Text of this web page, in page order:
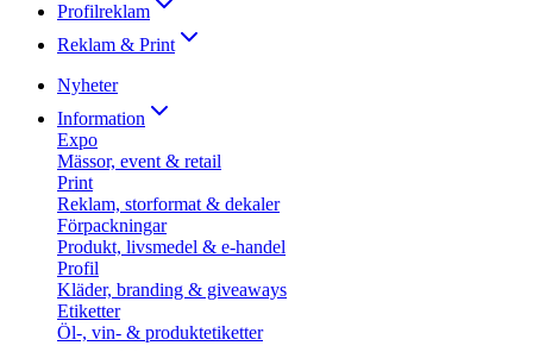
Profilreklam
Reklam & Print
Nyheter
Information
Expo
Mässor, event & retail
Print
Reklam, storformat & dekaler
Förpackningar
Produkt, livsmedel & e-handel
Profil
Kläder, branding & giveaways
Etiketter
Öl-, vin- & produktetiketter